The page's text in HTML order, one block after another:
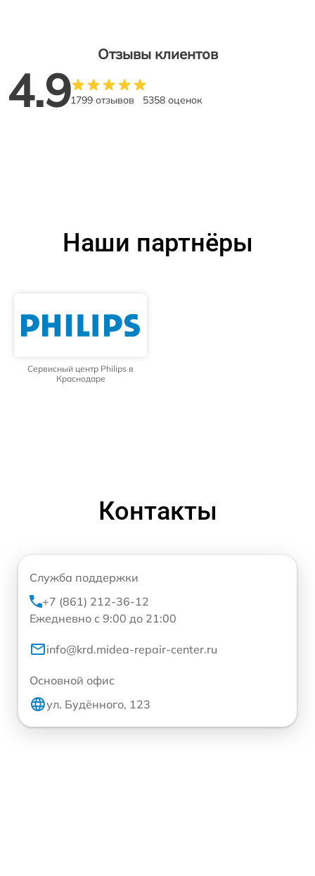
Отзывы клиентов
4.91799 отзывов 5358 оценок
Наши партнёры
Сервисный центр Philips в
Краснодаре
Контакты
Служба поддержки
+7 (861) 212-36-12
Ежедневно с 9:00 до 21:00
info@krd.midea-repair-center.ru
Основной офис
ул. Будённого, 123